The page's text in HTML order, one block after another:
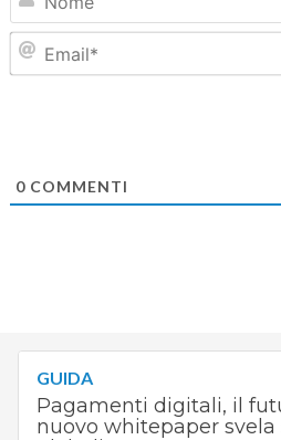
0COMMENTI
GUIDA
Pagamenti digitali, il
nuovo whitepaper svela